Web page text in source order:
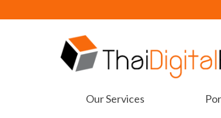
Our Services